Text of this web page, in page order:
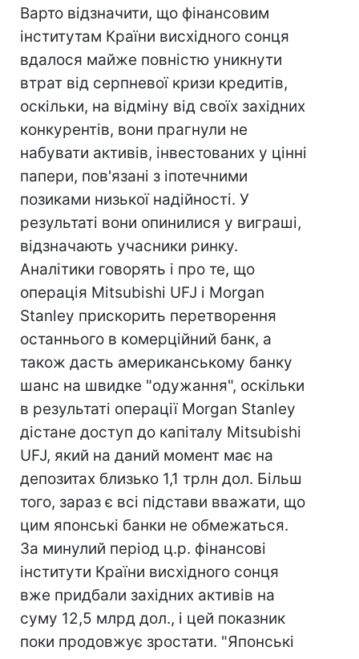
Варто відзначити, що фінансовим
інститутам Країни висхідного сонця
вдалося майже повністю уникнути
втрат від серпневої кризи кредитів,
оскільки, на відміну від своїх західних
конкурентів, вони прагнули не
набувати активів, інвестованих у цінні
папери, пов'язані з іпотечними
позиками низької надійності. У
результаті вони опинилися у виграші,
відзначають учасники ринку.
Аналітики говорять і про те, що
операція Mitsubishi UFJ і Morgan
Stanley прискорить перетворення
останнього в комерційний банк, а
також дасть американському банку
шанс на швидке "одужання", оскільки
в результаті операції Morgan Stanley
дістане доступ до капіталу Mitsubishi
UFJ, який на даний момент має на
депозитах близько 1,1 трлн дол. Більш
того, зараз є всі підстави вважати, що
цим японські банки не обмежаться.
За минулий період ц.р. фінансові
інститути Країни висхідного сонця
вже придбали західних активів на
суму 12,5 млрд дол., і цей показник
поки продовжує зростати. "Японські